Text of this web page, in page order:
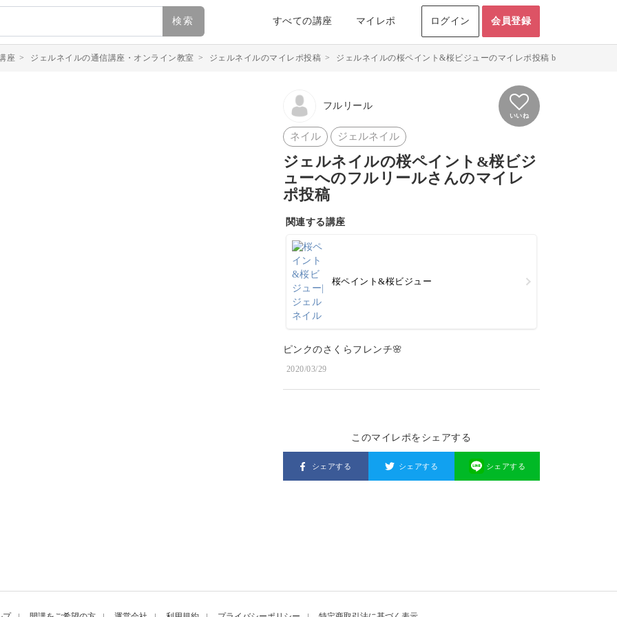
検索 すべての講座 マイレポ ログイン 会員登録
座 > ジェルネイルの通信講座・オンライン教室 > ジェルネイルのマイレポ投稿 > ジェルネイルの桜ペイント&桜ビジューのマイレポ投稿 byフルリール
フルリール
いいね
ネイル ジェルネイル
ジェルネイルの桜ペイント&桜ビジ
ューへのフルリールさんのマイレ
ポ投稿
関連する講座
桜ペイント&桜ビジュー
ピンクのさくらフレンチ🌸
2020/03/29
このマイレポをシェアする
シェアする シェアする シェアする